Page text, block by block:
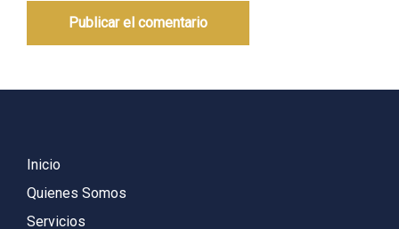
Inicio
Quienes Somos
Servicios